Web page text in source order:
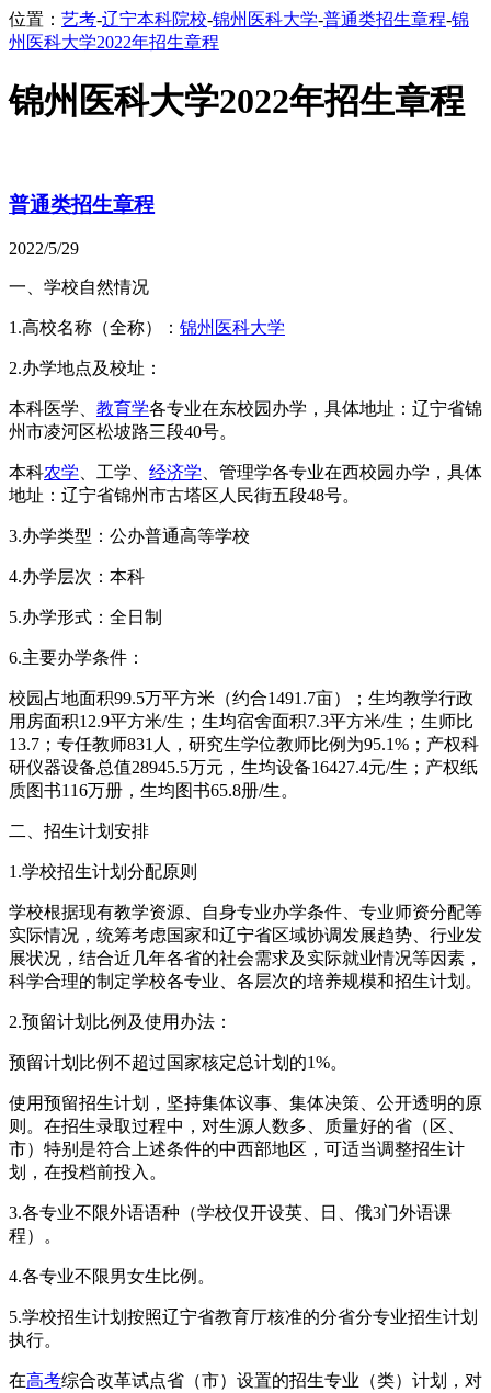
位置： 艺考-辽宁本科院校-锦州医科大学-普通类招生章程-锦
州医科大学2022年招生章程
锦州医科大学2022年招生章程
普通类招生章程
2022/5/29
一、学校自然情况
1.高校名称（全称）： 锦州医科大学
2.办学地点及校址：
本科医学、 教育学各专业在东校园办学，具体地址：辽宁省锦
州市凌河区松坡路三段40号。
本科农学 、工学、 经济学 、管理学各专业在西校园办学，具体
地址：辽宁省锦州市古塔区人民街五段48号。
3.办学类型：公办普通高等学校
4.办学层次：本科
5.办学形式：全日制
6.主要办学条件：
校园占地面积99.5万平方米（约合1491.7亩）；生均教学行政
用房面积12.9平方米/生；生均宿舍面积7.3平方米/生；生师比
13.7；专任教师831人，研究生学位教师比例为95.1%；产权科
研仪器设备总值28945.5万元，生均设备16427.4元/生；产权纸
质图书116万册，生均图书65.8册/生。
二、招生计划安排
1.学校招生计划分配原则
学校根据现有教学资源、自身专业办学条件、专业师资分配等
实际情况，统筹考虑国家和辽宁省区域协调发展趋势、行业发
展状况，结合近几年各省的社会需求及实际就业情况等因素，
科学合理的制定学校各专业、各层次的培养规模和招生计划。
2.预留计划比例及使用办法：
预留计划比例不超过国家核定总计划的1%。
使用预留招生计划，坚持集体议事、集体决策、公开透明的原
则。在招生录取过程中，对生源人数多、质量好的省（区、
市）特别是符合上述条件的中西部地区，可适当调整招生计
划，在投档前投入。
3.各专业不限外语语种（学校仅开设英、日、俄3门外语课
程）。
4.各专业不限男女生比例。
5.学校招生计划按照辽宁省教育厅核准的分省分专业招生计划
执行。
在高考综合改革试点省（市）设置的招生专业（类）计划，对